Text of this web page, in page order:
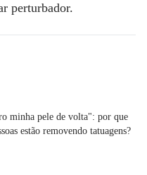
perturbador.
minha pele de volta": por que
estão removendo tatuagens?